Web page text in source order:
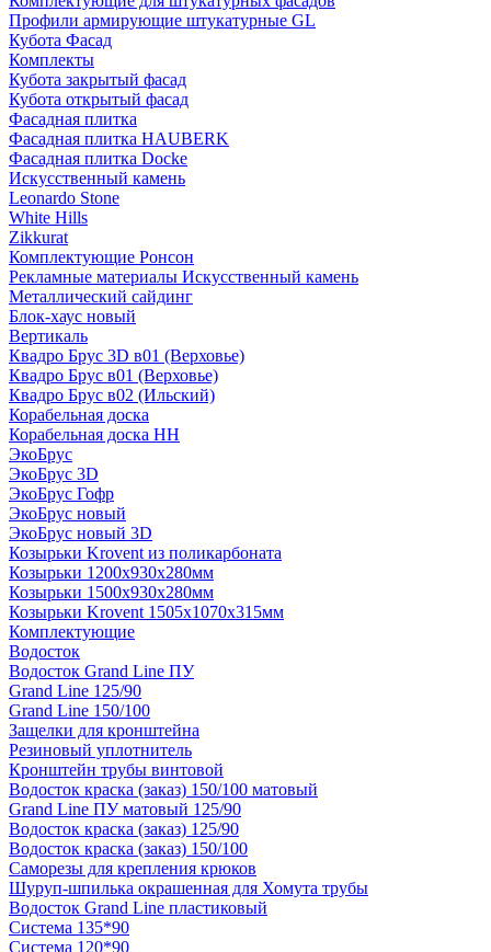
Профили армирующие штукатурные GL
Кубота Фасад
Комплекты
Кубота закрытый фасад
Кубота открытый фасад
Фасадная плитка
Фасадная плитка HAUBERK
Фасадная плитка Docke
Искусственный камень
Leonardo Stone
White Hills
Zikkurat
Комплектующие Ронсон
Рекламные материалы Искусственный камень
Металлический сайдинг
Блок-хаус новый
Вертикаль
Квадро Брус 3D в01 (Верховье)
Квадро Брус в01 (Верховье)
Квадро Брус в02 (Ильский)
Корабельная доска
Корабельная доска НН
ЭкоБрус
ЭкоБрус 3D
ЭкоБрус Гофр
ЭкоБрус новый
ЭкоБрус новый 3D
Козырьки Krovent из поликарбоната
Козырьки 1200х930х280мм
Козырьки 1500х930х280мм
Козырьки Krovent 1505х1070х315мм
Комплектующие
Водосток
Водосток Grand Line ПУ
Grand Line 125/90
Grand Line 150/100
Защелки для кронштейна
Резиновый уплотнитель
Кронштейн трубы винтовой
Водосток краска (заказ) 150/100 матовый
Grand Line ПУ матовый 125/90
Водосток краска (заказ) 125/90
Водосток краска (заказ) 150/100
Саморезы для крепления крюков
Шуруп-шпилька окрашенная для Хомута трубы
Водосток Grand Line пластиковый
Система 135*90
Система 120*90